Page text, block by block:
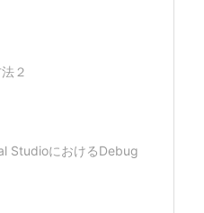
２
StudioにおけるDebug